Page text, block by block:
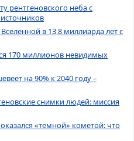
рентгеновского неба с
в 13,8 миллиарда лет с
170 миллионов невидимых
на 90% к 2040 году –
снимки людей: миссия
«темной» кометой: что